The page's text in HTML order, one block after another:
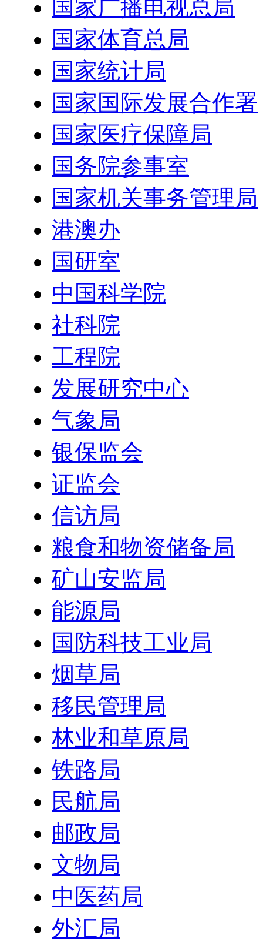
国家广播电视总局
国家体育总局
国家统计局
国家国际发展合作署
国家医疗保障局
国务院参事室
国家机关事务管理局
港澳办
国研室
中国科学院
社科院
工程院
发展研究中心
气象局
银保监会
证监会
信访局
粮食和物资储备局
矿山安监局
能源局
国防科技工业局
烟草局
移民管理局
林业和草原局
铁路局
民航局
邮政局
文物局
中医药局
外汇局